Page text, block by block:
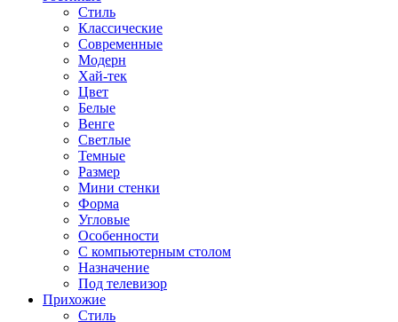
Стиль
Классические
Современные
Модерн
Хай-тек
Цвет
Белые
Венге
Светлые
Темные
Размер
Мини стенки
Форма
Угловые
Особенности
С компьютерным столом
Назначение
Под телевизор
Прихожие
Стиль